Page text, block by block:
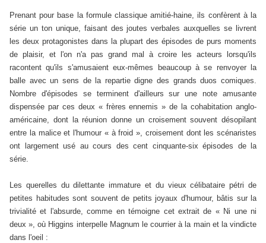
Prenant pour base la formule classique amitié-haine, ils confèrent à la
série un ton unique, faisant des joutes verbales auxquelles se livrent
les deux protagonistes dans la plupart des épisodes de purs moments
de plaisir, et l'on n'a pas grand mal à croire les acteurs lorsqu'ils
racontent qu'ils s'amusaient eux-mêmes beaucoup à se renvoyer la
balle avec un sens de la repartie digne des grands duos comiques.
Nombre d'épisodes se terminent d'ailleurs sur une note amusante
dispensée par ces deux « frères ennemis » de la cohabitation anglo-
américaine, dont la réunion donne un croisement souvent désopilant
entre la malice et l'humour « à froid », croisement dont les scénaristes
ont largement usé au cours des cent cinquante-six épisodes de la
série.
Les querelles du dilettante immature et du vieux célibataire pétri de
petites habitudes sont souvent de petits joyaux d'humour, bâtis sur la
trivialité et l'absurde, comme en témoigne cet extrait de « Ni une ni
deux », où Higgins interpelle Magnum le courrier à la main et la vindicte
dans l'oeil :